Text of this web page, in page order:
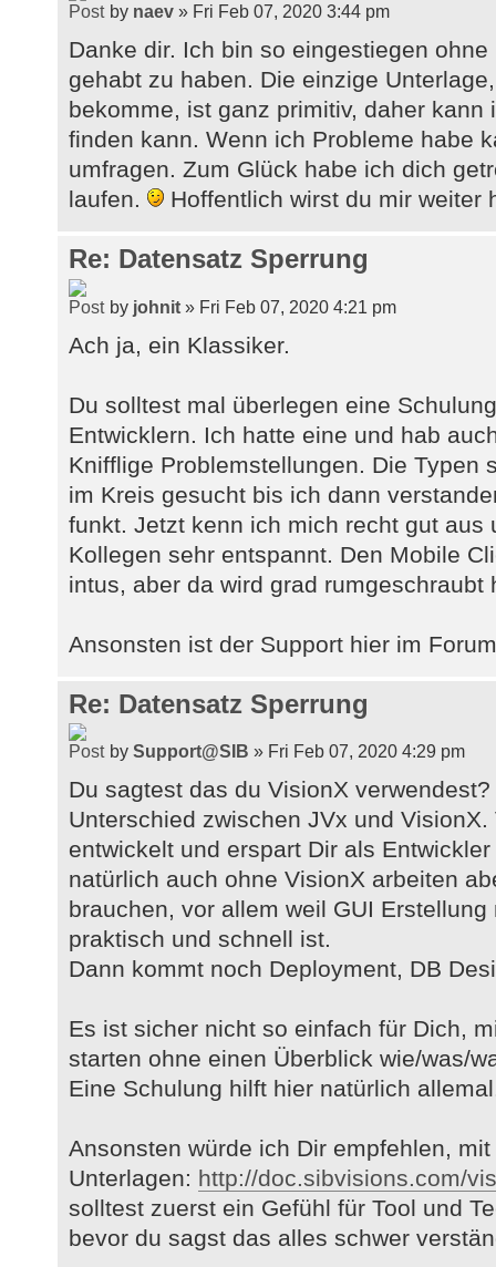
by naev » Fri Feb 07, 2020 3:44 pm
Danke dir. Ich bin so eingestiegen
gehabt zu haben. Die einzige
bekomme, ist ganz primitiv, daher
finden kann. Wenn ich Probleme habe
umfragen. Zum Glück habe ich dich
laufen.
Hoffentlich wirst du mir weiter
Re: Datensatz Sperrung
by johnit » Fri Feb 07, 2020 4:21 pm
Ach ja, ein Klassiker.
Du solltest mal überlegen eine
Entwicklern. Ich hatte eine und hab
Knifflige Problemstellungen. Die Typen
im Kreis gesucht bis ich dann
funkt. Jetzt kenn ich mich recht gut aus
Kollegen sehr entspannt. Den Mobile
intus, aber da wird grad rumgeschraubt
Ansonsten ist der Support hier im
Re: Datensatz Sperrung
by Support@SIB » Fri Feb 07, 2020 4:29 pm
Du sagtest das du VisionX
Unterschied zwischen JVx und
entwickelt und erspart Dir als
natürlich auch ohne VisionX arbeiten
brauchen, vor allem weil GUI
praktisch und schnell ist.
Dann kommt noch Deployment, DB
Es ist sicher nicht so einfach für Dich,
starten ohne einen Überblick wie/was/
Eine Schulung hilft hier natürlich
Ansonsten würde ich Dir empfehlen,
Unterlagen: http://doc.sibvisions.com/
solltest zuerst ein Gefühl für Tool und
bevor du sagst das alles schwer